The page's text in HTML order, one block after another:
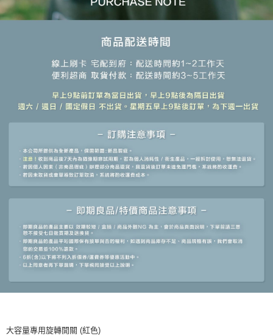
大容量專用旋轉開關 (紅色)